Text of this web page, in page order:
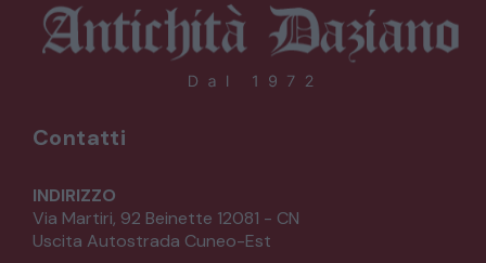
COMÒ E COMODINI
SEDIE POLTRONE DIVANI
Contatti
INDIRIZZO
Via Martiri, 92 Beinette 12081 - CN
Uscita Autostrada Cuneo-Est